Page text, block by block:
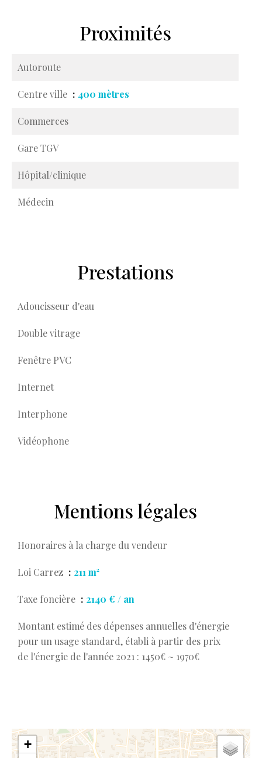
Proximités
Autoroute
Centre ville 400 mètres
Commerces
Gare TGV
Hôpital/clinique
Médecin
Prestations
Adoucisseur d'eau
Double vitrage
Fenêtre PVC
Internet
Interphone
Vidéophone
Mentions légales
Honoraires à la charge du vendeur
Loi Carrez 211 m²
Taxe foncière 2140 € / an
Montant estimé des dépenses annuelles d'énergie
pour un usage standard, établi à partir des prix
de l'énergie de l'année 2021 : 1450€ ~ 1970€
+